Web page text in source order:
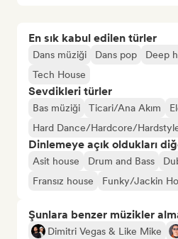
En sık kabul edilen türler
Dans müziği Dans pop Deep
Tech House
Sevdikleri türler
Bas müziği Ticari/Ana Akım
Hard Dance/Hardcore/
Dinlemeye açık oldukları
Asit house Drum and Bass
Fransız house
Funky/Jackin
Şunlara benzer müzikler
Dimitri Vegas & Like Mike